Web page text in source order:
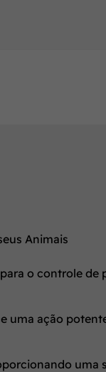
Animais
o controle de
ação